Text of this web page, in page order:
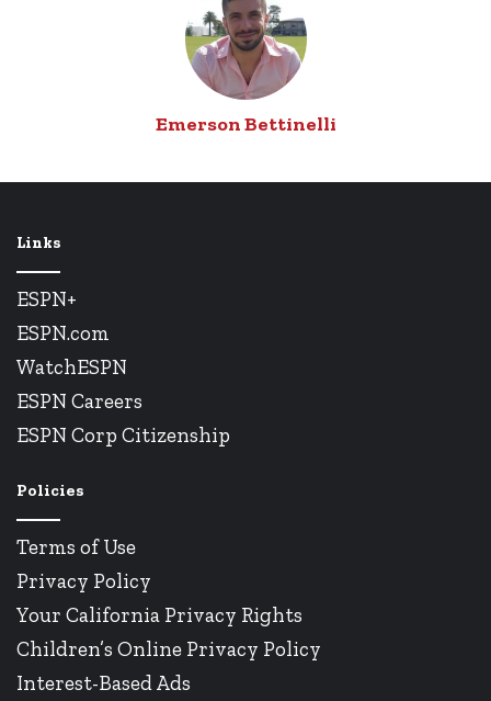
Emerson Bettinelli
Links
ESPN+
ESPN.com
WatchESPN
ESPN Careers
ESPN Corp Citizenship
Policies
Terms of Use
Privacy Policy
Your California Privacy Rights
Children’s Online Privacy Policy
Interest-Based Ads